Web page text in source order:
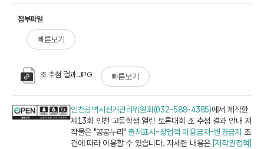
첨부파일
빠른보기
조 추첨 결과.JPG 빠른보기
인천광역시선거관리위원회(032-588-4385)에서 제작한
제13회 인천 고등학생 열린 토론대회 조 추첨 결과 안내 저
작물은 "공공누리" 출처표시-상업적 이용금지-변경금지 조
건에 따라 이용할 수 있습니다. 자세한 내용은 [저작권정책]